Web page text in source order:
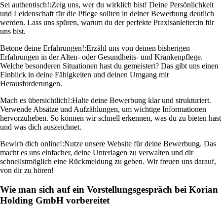
Sei authentisch!:Zeig uns, wer du wirklich bist! Deine Persönlichkeit
und Leidenschaft für die Pflege sollten in deiner Bewerbung deutlich
werden. Lass uns spüren, warum du der perfekte Praxisanleiter:in für
uns bist.
Betone deine Erfahrungen!:Erzähl uns von deinen bisherigen
Erfahrungen in der Alten- oder Gesundheits- und Krankenpflege.
Welche besonderen Situationen hast du gemeistert? Das gibt uns einen
Einblick in deine Fähigkeiten und deinen Umgang mit
Herausforderungen.
Mach es übersichtlich!:Halte deine Bewerbung klar und strukturiert.
Verwende Absätze und Aufzählungen, um wichtige Informationen
hervorzuheben. So können wir schnell erkennen, was du zu bieten hast
und was dich auszeichnet.
Bewirb dich online!:Nutze unsere Website für deine Bewerbung. Das
macht es uns einfacher, deine Unterlagen zu verwalten und dir
schnellstmöglich eine Rückmeldung zu geben. Wir freuen uns darauf,
von dir zu hören!
Wie man sich auf ein Vorstellungsgespräch bei Korian
Holding GmbH vorbereitet